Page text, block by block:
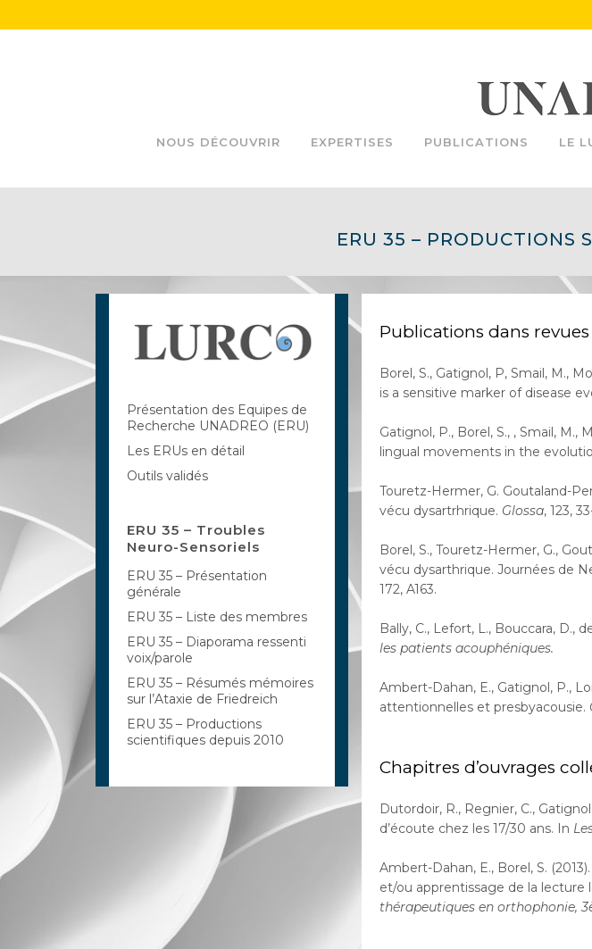
NOUS DÉCOUVRIR EXPERTISES PUBLICATIONS LE
ERU 35 – PRODUCTIONS
Présentation des Equipes de
Recherche UNADREO (ERU)
Les ERUs en détail
Outils validés
ERU 35 – Troubles
Neuro-Sensoriels
ERU 35 – Présentation
générale
ERU 35 – Liste des membres
ERU 35 – Diaporama ressenti
voix/parole
ERU 35 – Résumés mémoires
sur l’Ataxie de Friedreich
ERU 35 – Productions
scientifiques depuis 2010
Publications dans
Borel, S., Gatignol, P, Smail, M.,
is a sensitive marker of disease
Gatignol, P., Borel, S., , Smail, M.,
lingual movements in the
Touretz-Hermer, G. Goutaland-
vécu dysartrhrique. Glossa, 123,
Borel, S., Touretz-Hermer, G.,
vécu dysarthrique. Journées de
172, A163.
Bally, C., Lefort, L., Bouccara, D.,
les patients acouphéniques.
Ambert-Dahan, E., Gatignol, P.,
attentionnelles et presbyacousie.
Chapitres d’ouvrages
Dutordoir, R., Regnier, C.,
d’écoute chez les 17/30 ans. In
Ambert-Dahan, E., Borel, S.
et/ou apprentissage de la lecture
thérapeutiques en orthophonie,